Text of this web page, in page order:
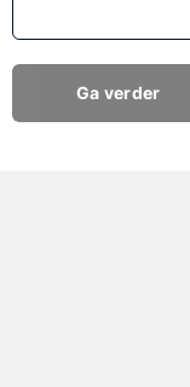
Ga verder